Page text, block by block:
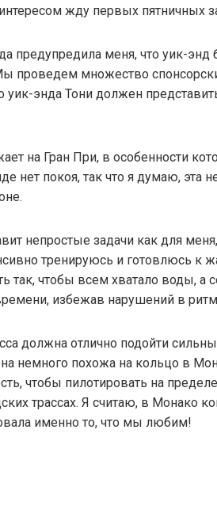
жду первых пятничных
предупредила меня, что уик-энд
множество
уик-энда Тони должен
на Гран При, в особенности
нет покоя, так что я думаю, эта
непростые задачи как для
тренируюсь и готовлюсь к
так, чтобы всем хватало воды, а
избежав нарушений в
должна отлично подойти
немного похожа на кольцо в
чтобы пилотировать на
трассах. Я считаю, в Монако
именно то, что мы любим!